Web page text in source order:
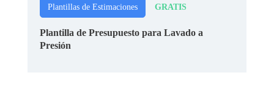
Plantillas de Estimaciones GRATIS
Plantilla de Presupuesto para Lavado a
Presión